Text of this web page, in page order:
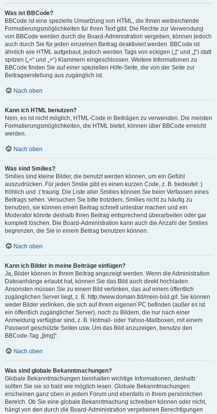
Was ist BBCode?
BBCode ist eine spezielle Umsetzung von HTML, die Ihnen weitreichende
Formatierungsmöglichkeiten für Ihren Text gibt. Die Rechte zur Verwendung
von BBCode werden durch die Board-Administration vergeben, können jedoch
auch durch Sie für jeden einzelnen Beitrag deaktiviert werden. BBCode ist
ähnlich wie HTML aufgebaut, jedoch werden Tags von eckigen („[“ und „]“) statt
spitzen („<“ und „>“) Klammern eingeschlossen. Weitere Informationen zu
BBCode finden Sie auf einer speziellen Hilfe-Seite, die von der Seite zur
Beitragserstellung aus zugänglich ist.
Nach oben
Kann ich HTML benutzen?
Nein, es ist nicht möglich, HTML-Code in Beiträgen zu verwenden. Die meisten
Formatierungsmöglichkeiten, die HTML bietet, können über BBCode erreicht
werden.
Nach oben
Was sind Smilies?
Smilies sind kleine Bilder, die benutzt werden können, um ein Gefühl
auszudrücken. Für jeden Smilie gibt es einen kurzen Code, z. B. bedeutet :)
fröhlich und :( traurig. Die Liste aller Smilies können Sie beim Verfassen eines
Beitrags sehen. Versuchen Sie bitte trotzdem, Smilies nicht zu häufig zu
benutzen, sie können einen Beitrag schnell unlesbar machen und ein
Moderator könnte deshalb Ihren Beitrag entsprechend überarbeiten oder gar
komplett löschen. Die Board-Administration kann auch die Anzahl der Smilies
begrenzen, die Sie in einem Beitrag benutzen können.
Nach oben
Kann ich Bilder in meine Beiträge einfügen?
Ja, Bilder können in Ihrem Beitrag angezeigt werden. Wenn die Administration
Dateianhänge erlaubt hat, können Sie das Bild auch direkt hochladen.
Ansonsten müssen Sie zu einem Bild verlinken, das auf einem öffentlich
zugänglichen Server liegt, z. B. http://www.domain.tld/mein-bild.gif. Sie können
weder Bilder verlinken, die sich auf Ihrem eigenen PC befinden (außer es ist
ein öffentlich zugänglicher Server), noch zu Bildern, die nur nach einer
Anmeldung verfügbar sind, z. B. Hotmail- oder Yahoo-Mailboxen, mit einem
Passwort geschützte Seiten usw. Um das Bild anzuzeigen, benutze den
BBCode-Tag „[img]“.
Nach oben
Was sind globale Bekanntmachungen?
Globale Bekanntmachungen beinhalten wichtige Informationen, deshalb
sollten Sie sie so bald wie möglich lesen. Globale Bekanntmachungen
erscheinen ganz oben in jedem Forum und ebenfalls in Ihrem persönlichen
Bereich. Ob Sie eine globale Bekanntmachung schreiben können oder nicht,
hängt von den durch die Board-Administration vergebenen Berechtigungen